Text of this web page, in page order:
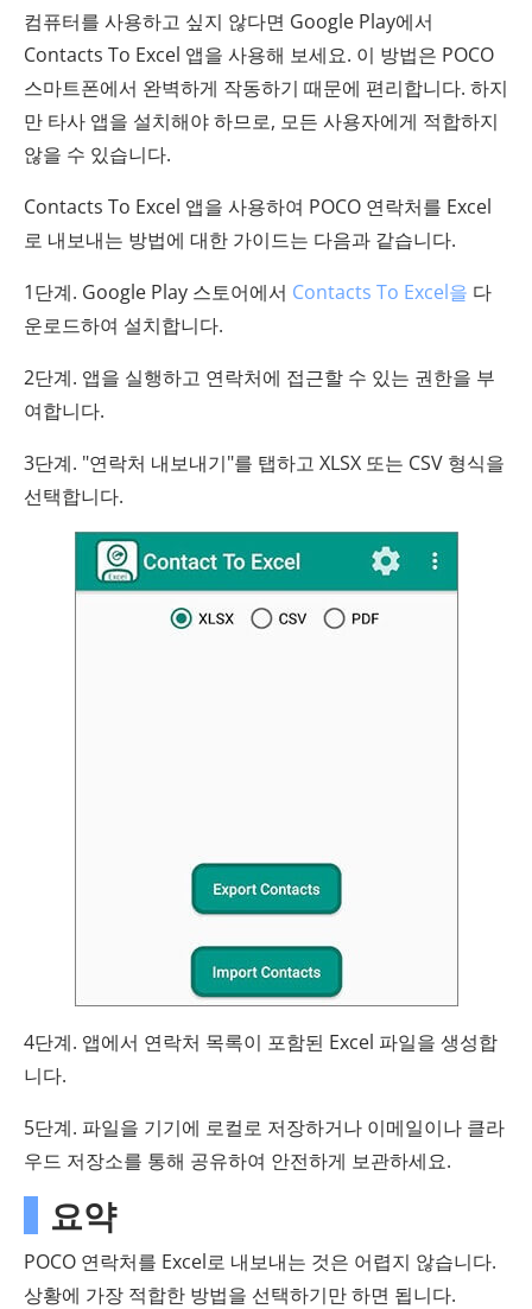
컴퓨터를 사용하고 싶지 않다면 Google Play에서
Contacts To Excel 앱을 사용해 보세요. 이 방법은 POCO
스마트폰에서 완벽하게 작동하기 때문에 편리합니다. 하지
만 타사 앱을 설치해야 하므로, 모든 사용자에게 적합하지
않을 수 있습니다.
Contacts To Excel 앱을 사용하여 POCO 연락처를 Excel
로 내보내는 방법에 대한 가이드는 다음과 같습니다.
1단계. Google Play 스토어에서 Contacts To Excel을 다
운로드하여 설치합니다.
2단계. 앱을 실행하고 연락처에 접근할 수 있는 권한을 부
여합니다.
3단계. "연락처 내보내기"를 탭하고 XLSX 또는 CSV 형식을
선택합니다.
4단계. 앱에서 연락처 목록이 포함된 Excel 파일을 생성합
니다.
5단계. 파일을 기기에 로컬로 저장하거나 이메일이나 클라
우드 저장소를 통해 공유하여 안전하게 보관하세요.
요약
POCO 연락처를 Excel로 내보내는 것은 어렵지 않습니다.
상황에 가장 적합한 방법을 선택하기만 하면 됩니다.